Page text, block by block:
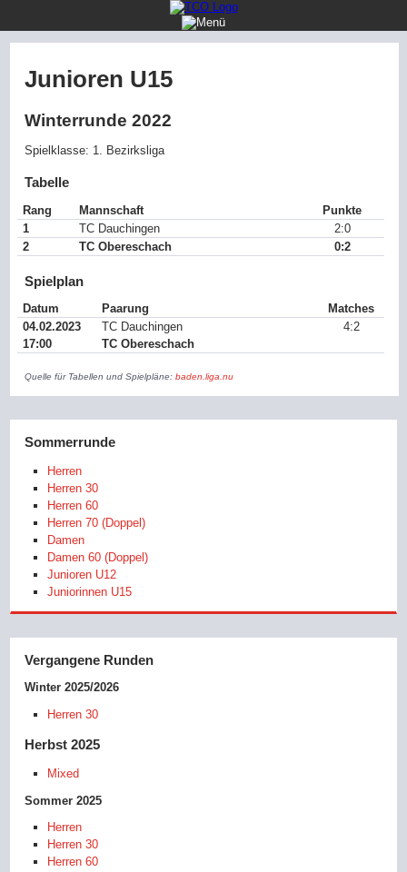
Startseite
Mannschaften
Junioren U15
Winterrunde 2022
Spielklasse: 1. Bezirksliga
Tabelle
Rang Mannschaft
Punkte
1
TC Dauchingen
2:0
2
TC Obereschach 0:2
Spielplan
Datum Paarung
Matches
04.02.2023
17:00
TC Dauchingen
TC Obereschach
4:2
Quelle für Tabellen und Spielpläne:baden.liga.nu
Sommerrunde
Herren
Herren 30
Herren 60
Herren 70 (Doppel)
Damen
Damen 60 (Doppel)
Junioren U12
Juniorinnen U15
Vergangene Runden
Winter 2025/2026
Herren 30
Herbst 2025
Mixed
Sommer 2025
Herren
Herren 30
Herren 60